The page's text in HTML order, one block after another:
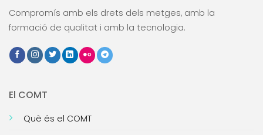
Compromís amb els drets dels metges, amb la
formació de qualitat i amb la tecnologia.
El COMT
Què és el COMT